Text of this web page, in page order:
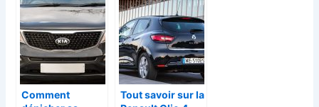
?
Comment
Tout savoir sur la